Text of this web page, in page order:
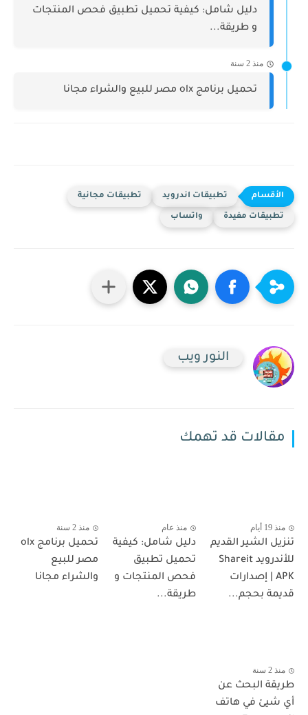
دليل شامل: كيفية تحميل تطبيق فحص المنتجات
و طريقة...
منذ 2 سنة
تحميل برنامج olx مصر للبيع والشراء مجانا
تطبيقات اندرويد تطبيقات مجانية
تطبيقات مفيدة واتساب
النور ويب
مقالات قد تهمك
منذ 19 أيام
تنزيل الشير القديم
للأندرويد Shareit
APK | إصدارات
قديمة بحجم...
منذ عام
دليل شامل: كيفية
تحميل تطبيق
فحص المنتجات و
طريقة...
منذ 2 سنة
تحميل برنامج olx
مصر للبيع
والشراء مجانا
منذ 2 سنة
طريقة البحث عن
أي شيئ في هاتف